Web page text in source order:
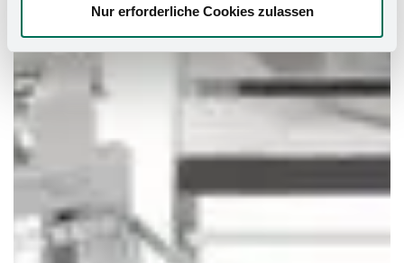
Nur erforderliche Cookies zulassen